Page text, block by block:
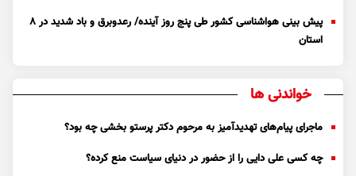
پیش بینی هواشناسی کشور طی پنج روز آینده/ رعدوبرق و باد شدید در ۸
استان
خواندنی ها
ماجرای پیام‌های تهدیدآمیز به مرحوم دکتر پرستو بخشی چه بود؟
چه کسی علی دایی را از حضور در دنیای سیاست منع کرده؟